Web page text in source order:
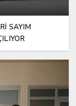
SAYIM